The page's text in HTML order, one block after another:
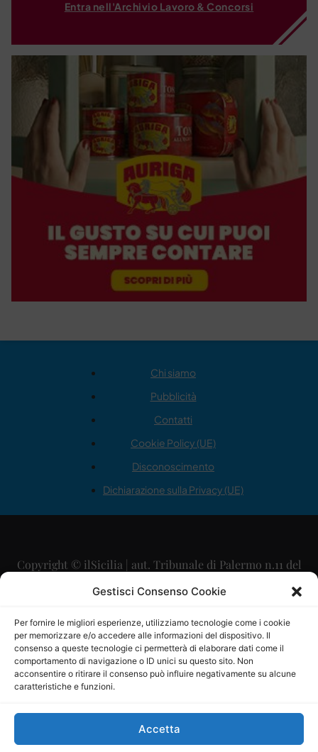
Gestisci Consenso Cookie
Per fornire le migliori esperienze, utilizziamo tecnologie come i cookie
per memorizzare e/o accedere alle informazioni del dispositivo. Il
consenso a queste tecnologie ci permetterà di elaborare dati come il
comportamento di navigazione o ID unici su questo sito. Non
acconsentire o ritirare il consenso può influire negativamente su alcune
caratteristiche e funzioni.
Accetta
Entra nell'Archivio Lavoro & Concorsi
Chi siamo
Pubblicità
Contatti
Cookie Policy (UE)
Disconoscimento
Dichiarazione sulla Privacy (UE)
Copyright © ilSicilia | aut. Tribunale di Palermo n.11 del
29/09/2015
Direttore Editoriale: Maurizio Scaglione
Direttore Responsabile: Maria Calabrese
P.IVA: 06334930820
Mercurio Comunicazione Società Cooperativa a r.l. è